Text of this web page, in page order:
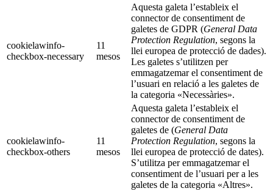
cookielawinfo-
checkbox-necessary
11
mesos
Aquesta galeta l’estableix el
connector de consentiment de
galetes de GDPR (General Data
Protection Regulation, segons la
llei europea de protecció de dades).
Les galetes s’utilitzen per
emmagatzemar el consentiment de
l’usuari en relació a les galetes de
la categoria «Necessàries».
cookielawinfo-
checkbox-others
11
mesos
Aquesta galeta l’estableix el
connector de consentiment de
galetes de (General Data
Protection Regulation, segons la
llei europea de protecció de dates).
S’utilitza per emmagatzemar el
consentiment de l’usuari per a les
galetes de la categoria «Altres».